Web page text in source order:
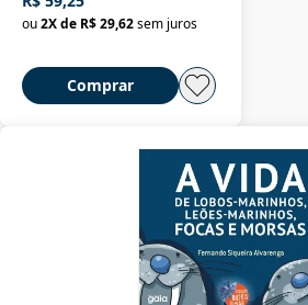
ou2X de R$ 29,62sem juros
Comprar